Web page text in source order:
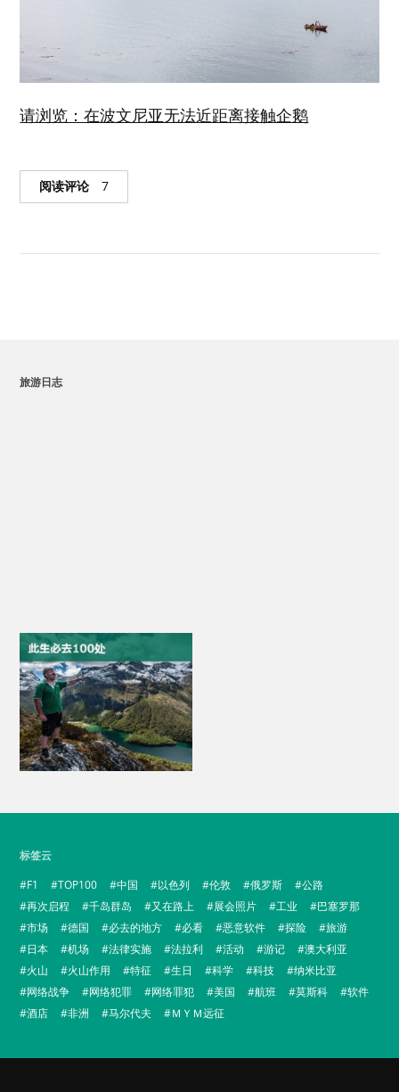
请浏览：在波文尼亚无法近距离接触企鹅
阅读评论 7
旅游日志
标签云
F1
TOP100 中国 以色列 伦敦 俄罗斯
公路
再次启程
千岛群岛 又在路上 展会照片 工业
巴塞罗那
市场
德国 必去的地方 必看 恶意软件 探险
旅游
日本
机场 法律实施 法拉利 活动 游记
澳大利亚
火山
火山作用 特征 生日 科学 科技
纳米比亚
网络战争
网络犯罪 网络罪犯 美国 航班 莫斯科
软件
酒店
非洲 马尔代夫 ＭＹＭ远征